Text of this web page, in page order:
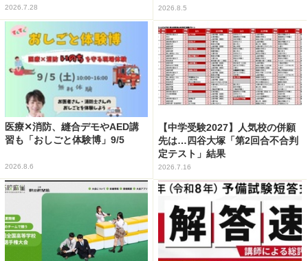
2026.7.28 2026.8.5
医療✕消防、縫合デモやAED講
習も「おしごと体験博」9/5
2026.8.6
【中学受験2027】人気校の併願
先は…四谷大塚「第2回合不合判
定テスト」結果
2026.7.16